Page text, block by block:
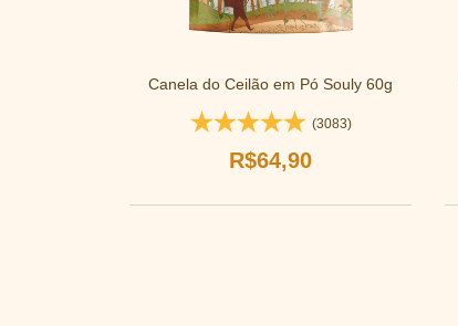
Canela do Ceilão em Pó Souly 60g
(3083)
R$64,90